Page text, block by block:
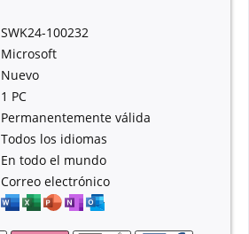
SWK24-100232
Microsoft
Nuevo
1 PC
Permanentemente válida
Todos los idiomas
En todo el mundo
Correo electrónico